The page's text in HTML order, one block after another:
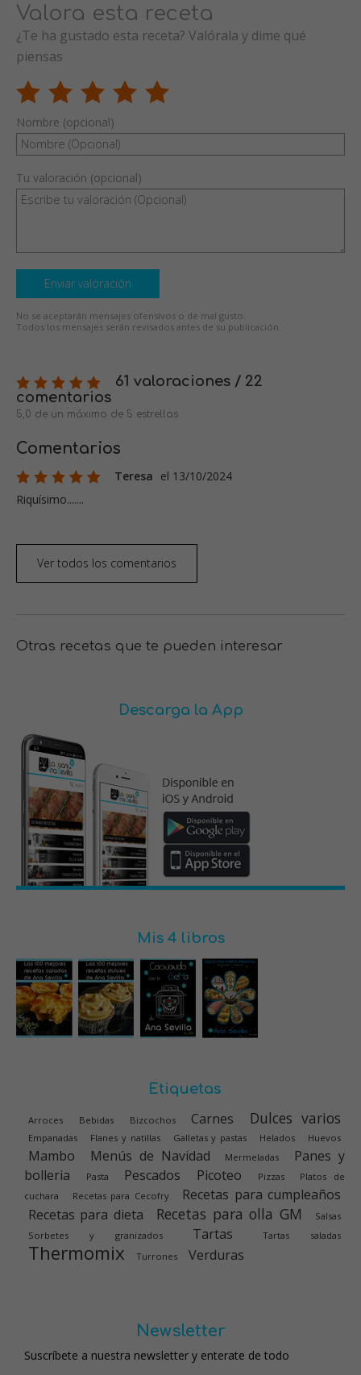
Valora esta receta
¿Te ha gustado esta receta? Valórala y dime qué
piensas
Nombre (opcional)
Tu valoración (opcional)
Enviar valoración
No se aceptarán mensajes ofensivos o de mal gusto.
Todos los mensajes serán revisados antes de su publicación.
61 valoraciones / 22
comentarios
5,0 de un máximo de 5 estrellas
Comentarios
Teresa el 13/10/2024
Riquísimo.......
Ver todos los comentarios
Otras recetas que te pueden interesar
Descarga la App
Mis 4 libros
Etiquetas
Arroces Bebidas Bizcochos Carnes Dulces varios
Empanadas Flanes y natillas Galletas y pastas Helados Huevos
Mambo Menús de Navidad Mermeladas
Panes y
bolleria
Pasta Pescados Picoteo Pizzas
Platos de
cuchara
Recetas para Cecofry
Recetas para cumpleaños
Recetas para dieta
Recetas para olla GM
Salsas
Sorbetes y granizados
Tartas Tartas saladas
Thermomix Turrones Verduras
Newsletter
Suscríbete a nuestra newsletter y enterate de todo